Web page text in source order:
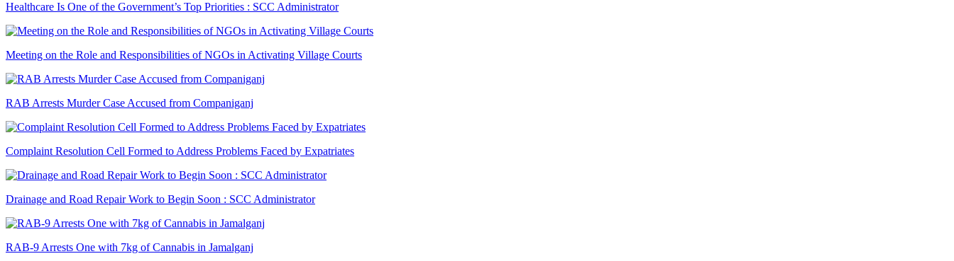
Healthcare Is One of the Government’s Top Priorities : SCC Administrator
Meeting on the Role and Responsibilities of NGOs in Activating Village Courts
RAB Arrests Murder Case Accused from Companiganj
Complaint Resolution Cell Formed to Address Problems Faced by Expatriates
Drainage and Road Repair Work to Begin Soon : SCC Administrator
RAB-9 Arrests One with 7kg of Cannabis in Jamalganj